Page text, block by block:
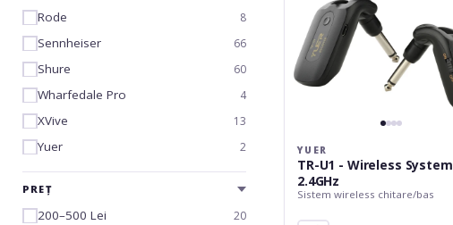
Rode 8
Sennheiser 66
Shure 60
Wharfedale Pro 4
XVive 13
Yuer 2
PREȚ
200–500 Lei 20
YUER
TR-U1 - Wireless System
2.4GHz
Sistem wireless chitare/bas